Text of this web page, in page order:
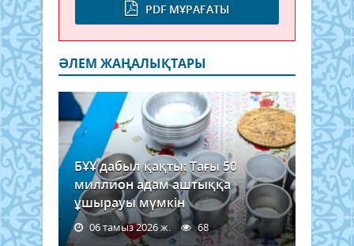
PDF МҰРАҒАТЫ
ӘЛЕМ ЖАҢАЛЫҚТАРЫ
БҰҰ дабыл қақты: Тағы 50
миллион адам аштыққа
ұшырауы мүмкін
06 тамыз 2026 ж. 68